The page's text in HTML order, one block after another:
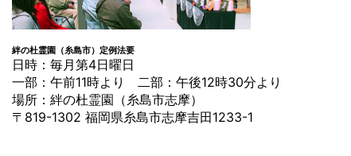
絆の杜霊園（糸島市）定例法要
日時：毎月第4日曜日
一部：午前11時より 二部：午後12時30分より
場所：絆の杜霊園（糸島市志摩）
〒819-1302 福岡県糸島市志摩吉田1233-1